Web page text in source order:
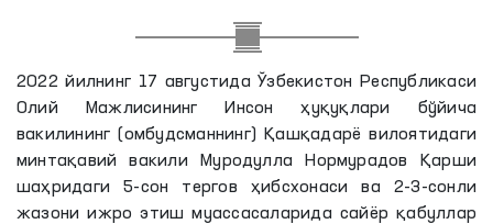
2022 йилнинг 17 августида Ўзбекистон Республикаси
Олий Мажлисининг Инсон ҳуқуқлари бўйича
вакилининг (омбудсманнинг) Қашқадарё вилоятидаги
минтақавий вакили Муродулла Нормурадов Қарши
шаҳридаги 5-сон тергов ҳибсхонаси ва 2-3-сонли
жазони ижро этиш муассасаларида сайёр қабуллар